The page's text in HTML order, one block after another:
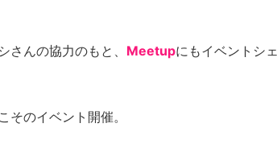
さんの協力のもと、 Meetupにもイベントシェ
のイベント開催。